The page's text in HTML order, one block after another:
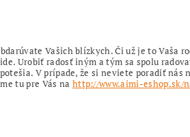
Vašich blízkych. Či už je to Vaša
Urobiť radosť iným a tým sa spolu
V prípade, že si neviete poradiť nás
tu pre Vás na http://www.aimi-eshop.sk/